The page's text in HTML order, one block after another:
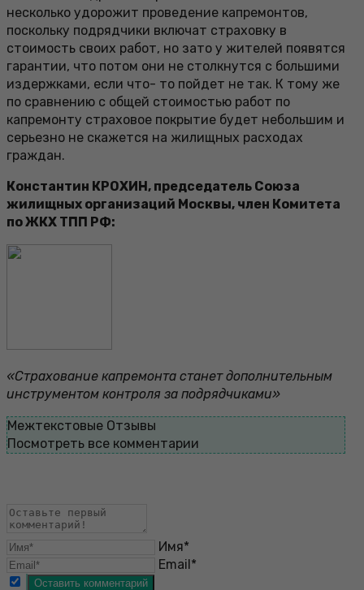
несколько удорожит проведение капремонтов,
поскольку подрядчики включат страховку в
стоимость своих работ, но зато у жителей появятся
гарантии, что потом они не столкнутся с большими
издержками, если что- то пойдет не так. К тому же
по сравнению с общей стоимостью работ по
капремонту страховое покрытие будет небольшим и
серьезно не скажется на жилищных расходах
граждан.
Константин КРОХИН, председатель Союза
жилищных организаций Москвы, член Комитета
по ЖКХ ТПП РФ:
«Страхование капремонта станет дополнительным
инструментом контроля за подрядчиками»
Межтекстовые Отзывы
Посмотреть все комментарии
Имя*
Email*